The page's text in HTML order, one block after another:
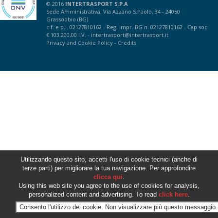
© 2016 INTERTRASPORT S.P.A
Sede Amministrativa: Via Azzano S.Paolo, 34 - 24050
Grassobbio (BG)
c.f. e p.i. 02127810162 - Reg. Impr. BG n. 02127810162 - Cap soc
€ 103.200,00 I.V. - intertrasport@intertrasport.it
Privacyand Cookie Policy- Credits
Utilizzando questo sito, accetti l'uso di cookie tecnici (anche di
terze parti) per migliorare la tua navigazione. Per approfondire
clicca qui.
Using this web site you agree to the use of cookies for analysis,
personalized content and advertising. To read click here.